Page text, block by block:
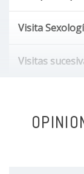
Visita
Visitas